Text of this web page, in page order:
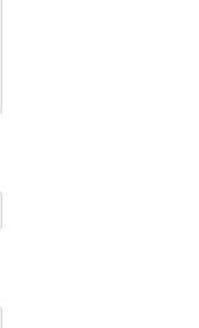
নির্দেশ